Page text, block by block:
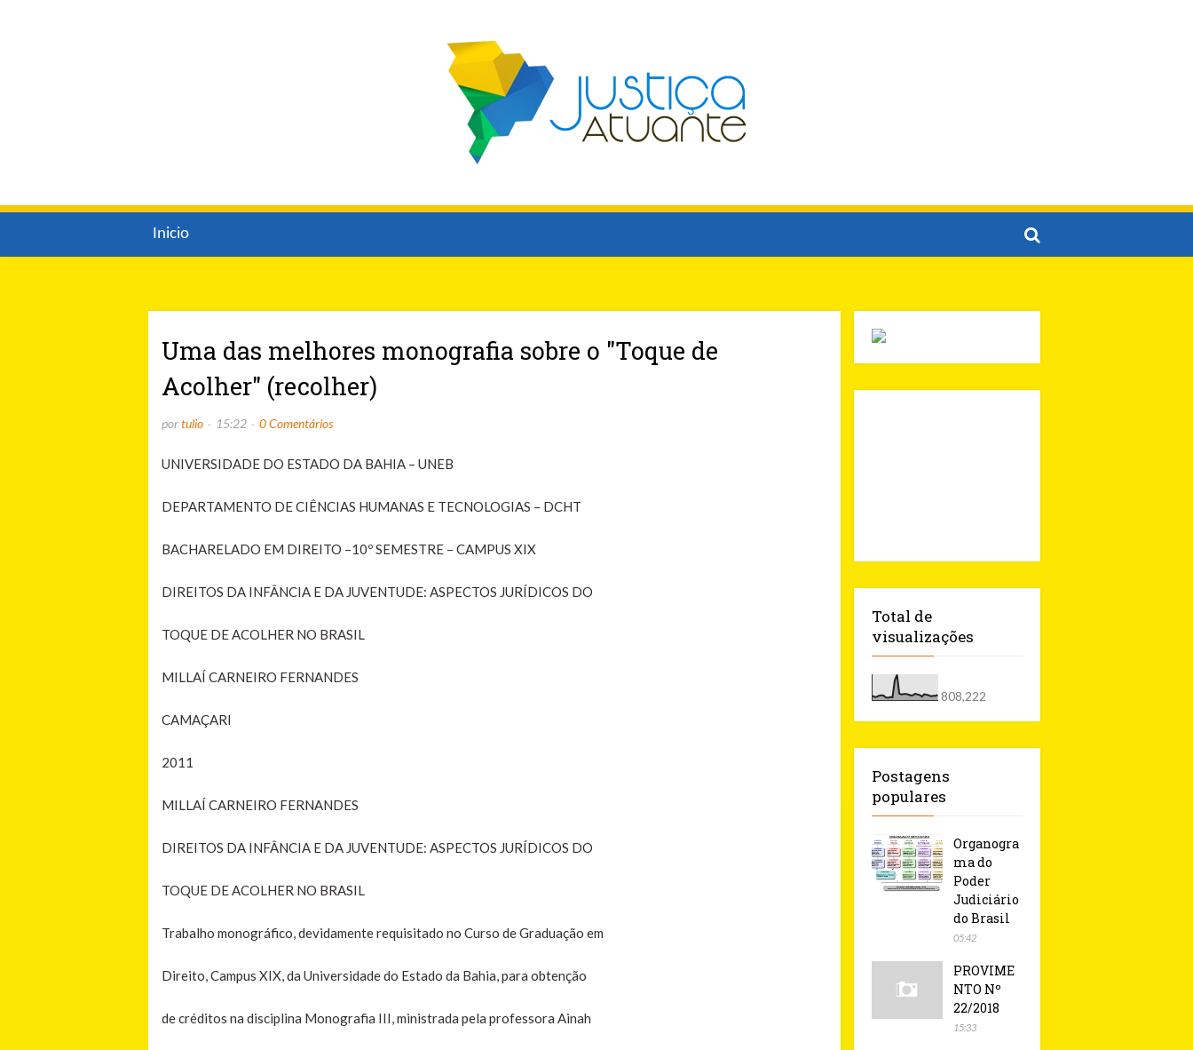
Inicio
Uma das melhores monografia sobre o "Toque de
Acolher" (recolher)
portulio 15:22 0 Comentários
UNIVERSIDADE DO ESTADO DA BAHIA – UNEB
DEPARTAMENTO DE CIÊNCIAS HUMANAS E TECNOLOGIAS – DCHT
BACHARELADO EM DIREITO –10º SEMESTRE – CAMPUS XIX
DIREITOS DA INFÂNCIA E DA JUVENTUDE: ASPECTOS JURÍDICOS DO
TOQUE DE ACOLHER NO BRASIL
MILLAÍ CARNEIRO FERNANDES
CAMAÇARI
2011
MILLAÍ CARNEIRO FERNANDES
DIREITOS DA INFÂNCIA E DA JUVENTUDE: ASPECTOS JURÍDICOS DO
TOQUE DE ACOLHER NO BRASIL
Trabalho monográfico, devidamente requisitado no Curso de Graduação em
Direito, Campus XIX, da Universidade do Estado da Bahia, para obtenção
de créditos na disciplina Monografia III, ministrada pela professora Ainah
Total de
visualizações
808,222
Postagens
populares
Organogra
ma do
Poder
Judiciário
do Brasil
05:42
PROVIME
NTO Nº
22/2018
15:33